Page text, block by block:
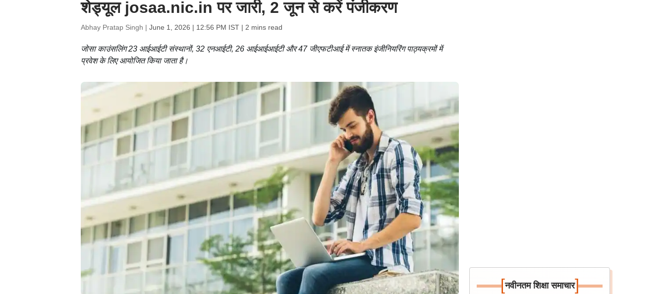
शेड्यूल josaa.nic.in पर जारी, 2 जून से करें पंजीकरण
Abhay Pratap Singh | June 1, 2026 | 12:56 PM IST| 2 mins read
जोसा काउंसलिंग 23 आईआईटी संस्थानों, 32 एनआईटी, 26 आईआईआईटी और 47 जीएफटीआई में स्नातक इंजीनियरिंग पाठ्यक्रमों में
प्रवेश के लिए आयोजित किया जाता है।
[नवीनतम शिक्षा समाचार]